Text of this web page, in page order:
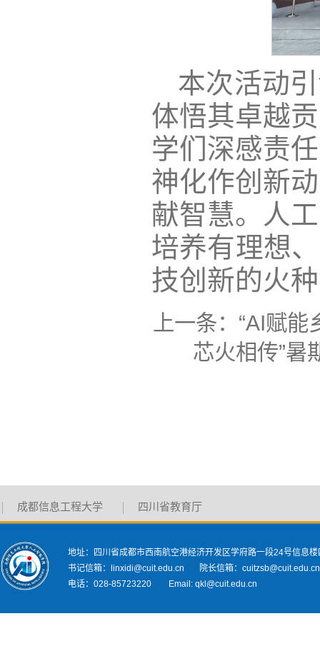
本次活动
体悟其卓越
学们深感责
神化作创新
献智慧。人
培养有理想
技创新的火
上一条： “AI赋能
芯火相传”
成都信息工程大学 四川省教育厅
地址：四川省成都市西南航空港经济开发区学府路一段24号信息楼
书记信箱：linxidi@cuit.edu.cn 院长信箱：cuitzsb@cuit.edu.cn
电话：028-85723220 Email: qkl@cuit.edu.cn